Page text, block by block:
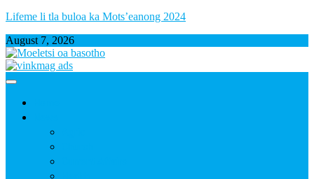
Lifeme li tla buloa ka Mots’eanong 2024
August 7, 2026